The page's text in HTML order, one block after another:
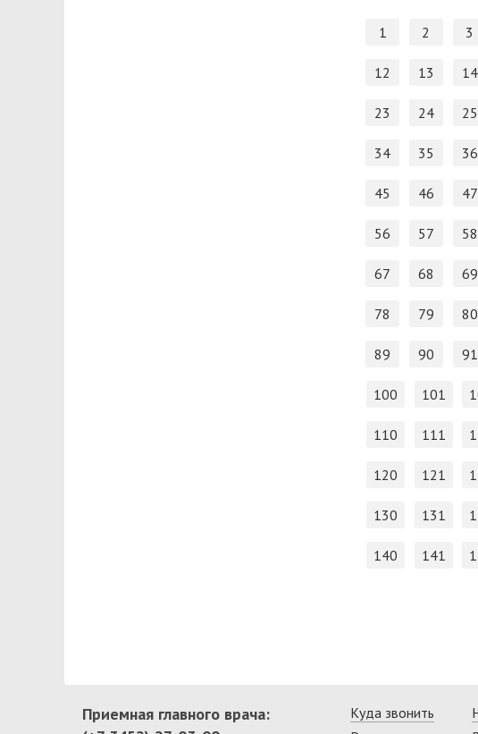
1 2 3
12 13 14
23 24 25
34 35 36
45 46 47
56 57 58
67 68 69
78 79 80
89 90 91
100 101
110 111
120 121
130 131
140 141
Приемная главного врача:
Куда звонить